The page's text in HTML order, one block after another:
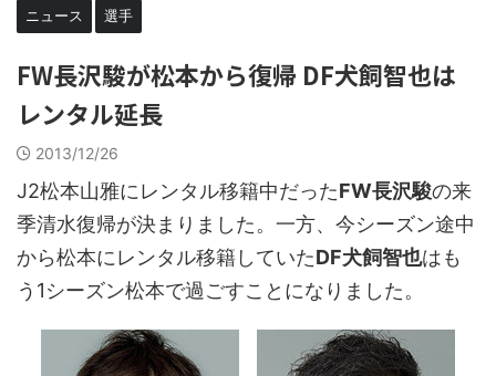
ニュース 選手
FW長沢駿が松本から復帰 DF犬飼智也は
レンタル延長
2013/12/26
J2松本山雅にレンタル移籍中だったFW長沢駿の来
季清水復帰が決まりました。一方、今シーズン途中
から松本にレンタル移籍していたDF犬飼智也はも
う1シーズン松本で過ごすことになりました。